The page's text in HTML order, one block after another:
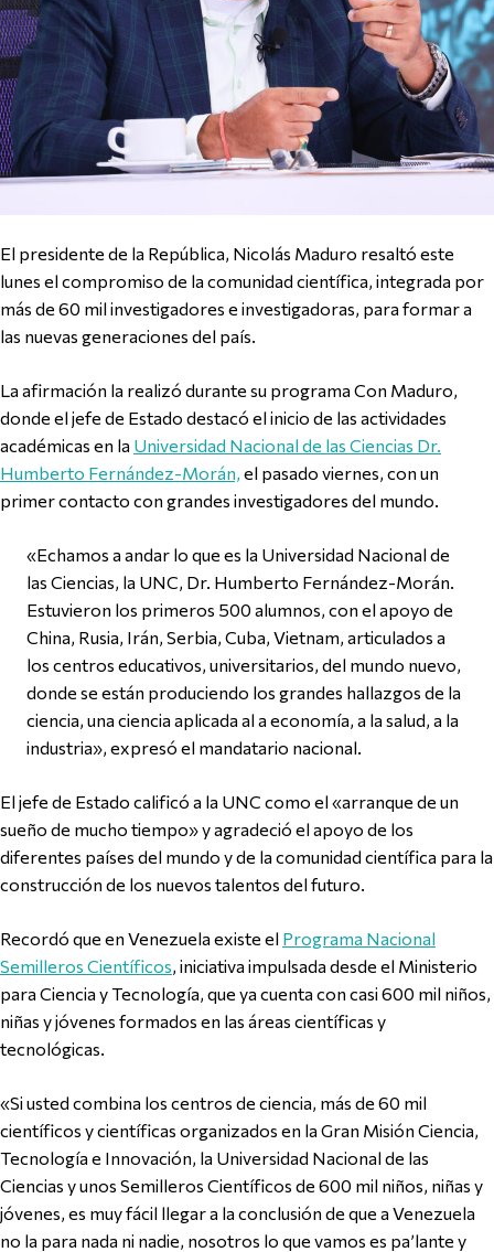
El presidente de la República, Nicolás Maduro resaltó este
lunes el compromiso de la comunidad científica, integrada por
más de 60 mil investigadores e investigadoras, para formar a
las nuevas generaciones del país.
La afirmación la realizó durante su programa Con Maduro,
donde el jefe de Estado destacó el inicio de las actividades
académicas en la Universidad Nacional de las Ciencias Dr.
Humberto Fernández-Morán, el pasado viernes, con un
primer contacto con grandes investigadores del mundo.
«Echamos a andar lo que es la Universidad Nacional de
las Ciencias, la UNC, Dr. Humberto Fernández-Morán.
Estuvieron los primeros 500 alumnos, con el apoyo de
China, Rusia, Irán, Serbia, Cuba, Vietnam, articulados a
los centros educativos, universitarios, del mundo nuevo,
donde se están produciendo los grandes hallazgos de la
ciencia, una ciencia aplicada al a economía, a la salud, a la
industria», expresó el mandatario nacional.
El jefe de Estado calificó a la UNC como el «arranque de un
sueño de mucho tiempo» y agradeció el apoyo de los
diferentes países del mundo y de la comunidad científica para la
construcción de los nuevos talentos del futuro.
Recordó que en Venezuela existe el Programa Nacional
Semilleros Científicos, iniciativa impulsada desde el Ministerio
para Ciencia y Tecnología, que ya cuenta con casi 600 mil niños,
niñas y jóvenes formados en las áreas científicas y
tecnológicas.
«Si usted combina los centros de ciencia, más de 60 mil
científicos y científicas organizados en la Gran Misión Ciencia,
Tecnología e Innovación, la Universidad Nacional de las
Ciencias y unos Semilleros Científicos de 600 mil niños, niñas y
jóvenes, es muy fácil llegar a la conclusión de que a Venezuela
no la para nada ni nadie, nosotros lo que vamos es pa’lante y